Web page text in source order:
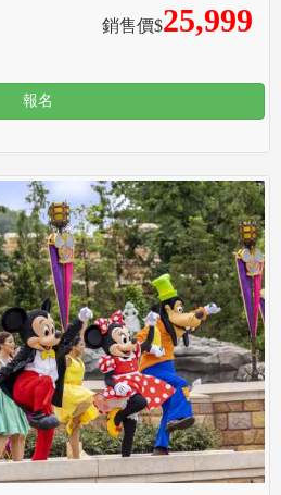
銷售價$25,999
報名